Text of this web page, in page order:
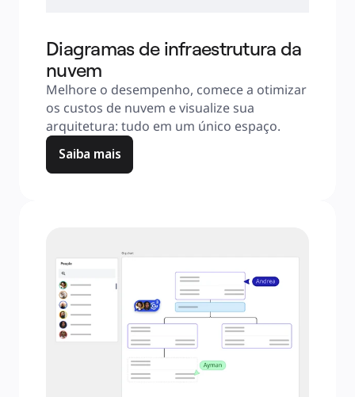
Diagramas de infraestrutura da
nuvem
Melhore o desempenho, comece a otimizar
os custos de nuvem e visualize sua
arquitetura: tudo em um único espaço.
Saiba mais